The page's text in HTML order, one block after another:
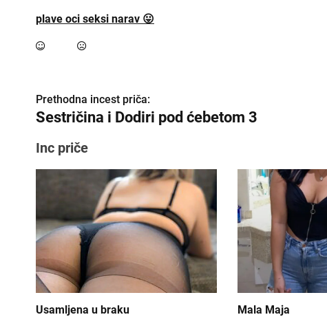
plave oci seksi narav 😛
K
r
e
t
n
j
e
č
Prethodna incest priča:
Sestričina i Dodiri pod ćebetom 3
Inc priče
Usamljena u braku Mala Maja